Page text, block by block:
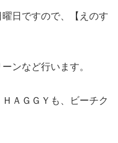
日ですので、【えのす
ンなど行います。
ＡＧＧＹも、ビーチク